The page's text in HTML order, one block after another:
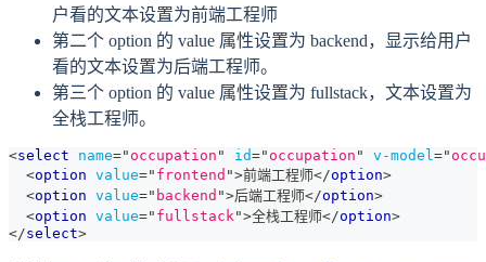
户看的文本设置为前端工程师
第二个 option 的 value 属性设置为 backend，显示给用户
看的文本设置为后端工程师。
第三个 option 的 value 属性设置为 fullstack，文本设置为
全栈工程师。
<select name=" occupation " id=" occupation " v-model="
<option value=" frontend ">前端工程师</option>
<option value=" backend ">后端工程师</option>
<option value=" fullstack">全栈工程师</option>
</select>